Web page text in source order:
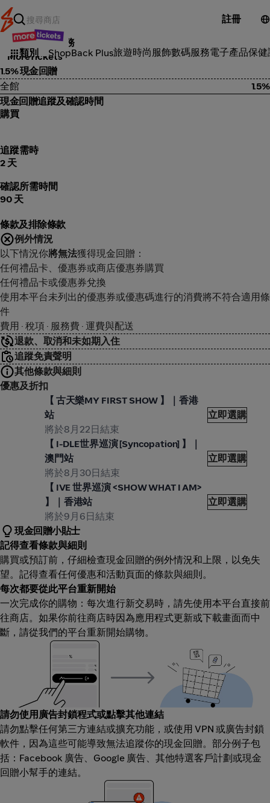
註冊
類別 ShopBack Plus旅遊時尚服飾數碼服務電子產品保健
其他工具及服務
MoreTickets
1.5% 現金回贈
全館
1.5%
現金回贈追蹤及確認時間
購買
追蹤需時
2 天
確認所需時間
90 天
條款及排除條款
例外情況
以下情況你將無法獲得現金回贈：
任何禮品卡、優惠券或商店優惠券購買
任何禮品卡或優惠券兌換
使用本平台未列出的優惠券或優惠碼進行的消費將不符合適用條
件
費用 · 稅項 · 服務費 · 運費與配送
退款、取消和未如期入住
追蹤免責聲明
其他條款與細則
優惠及折扣
【 古天樂MY FIRST SHOW 】｜香港
站
將於8月22日結束
立即選購
【 I-DLE世界巡演 [Syncopation] 】｜
澳門站
將於8月30日結束
立即選購
【 IVE 世界巡演 <SHOW WHAT I AM>
】｜香港站
將於9月6日結束
立即選購
現金回贈小貼士
記得查看條款與細則
購買或預訂前，仔細檢查現金回贈的例外情況和上限，以免失
望。記得查看任何優惠和活動頁面的條款與細則。
每次都要從此平台重新開始
一次完成你的購物：每次進行新交易時，請先使用本平台直接前
往商店。如果你前往商店時因為應用程式更新或下載畫面而中
斷，請從我們的平台重新開始購物。
請勿使用廣告封鎖程式或點擊其他連結
請勿點擊任何第三方連結或擴充功能，或使用 VPN 或廣告封鎖
軟件，因為這些可能導致無法追蹤你的現金回贈。部分例子包
括：Facebook 廣告、Google 廣告、其他特選客戶計劃或現金
回贈小幫手的連結。